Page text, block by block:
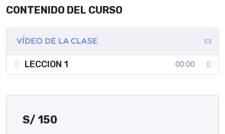
CONTENIDO DEL CURSO
VÍDEO DE LA CLASE
LECCION 1 00:00
S/ 150